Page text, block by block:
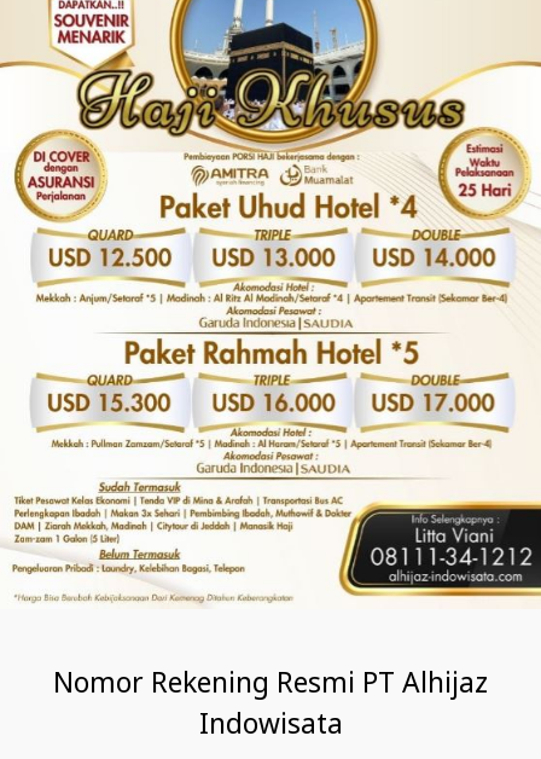
Nomor Rekening Resmi PT Alhijaz
Indowisata